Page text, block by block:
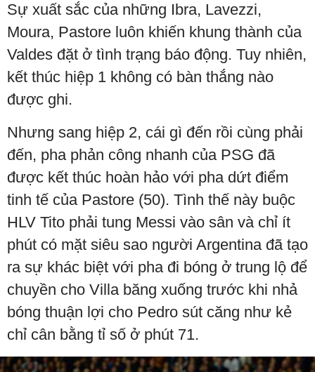
Sự xuất sắc của những Ibra, Lavezzi,
Moura, Pastore luôn khiến khung thành của
Valdes đặt ở tình trạng báo động. Tuy nhiên,
kết thúc hiệp 1 không có bàn thắng nào
được ghi.
Nhưng sang hiệp 2, cái gì đến rồi cùng phải
đến, pha phản công nhanh của PSG đã
được kết thúc hoàn hảo với pha dứt điểm
tinh tế của Pastore (50). Tình thế này buộc
HLV Tito phải tung Messi vào sân và chỉ ít
phút có mặt siêu sao người Argentina đã tạo
ra sự khác biệt với pha đi bóng ở trung lộ để
chuyền cho Villa băng xuống trước khi nhả
bóng thuận lợi cho Pedro sút căng như kẻ
chỉ cân bằng tỉ số ở phút 71.